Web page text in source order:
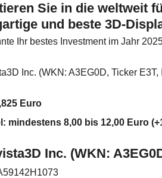
Sie in die weltweit
und beste 3D-
Ihr bestes Investment im Jahr
Inc. (WKN: A3EG0D, Ticker
Euro
mindestens 8,00 bis 12,00 Euro
Inc. (WKN: